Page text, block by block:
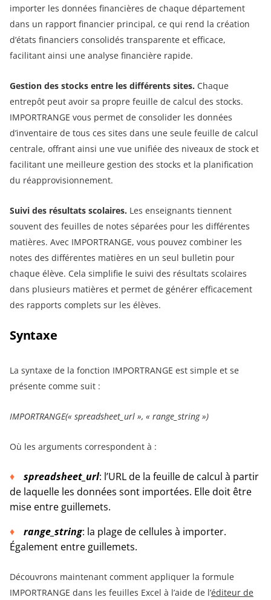
importer les données financières de chaque département
dans un rapport financier principal, ce qui rend la création
d’états financiers consolidés transparente et efficace,
facilitant ainsi une analyse financière rapide.
Gestion des stocks entre les différents sites. Chaque
entrepôt peut avoir sa propre feuille de calcul des stocks.
IMPORTRANGE vous permet de consolider les données
d’inventaire de tous ces sites dans une seule feuille de calcul
centrale, offrant ainsi une vue unifiée des niveaux de stock et
facilitant une meilleure gestion des stocks et la planification
du réapprovisionnement.
Suivi des résultats scolaires. Les enseignants tiennent
souvent des feuilles de notes séparées pour les différentes
matières. Avec IMPORTRANGE, vous pouvez combiner les
notes des différentes matières en un seul bulletin pour
chaque élève. Cela simplifie le suivi des résultats scolaires
dans plusieurs matières et permet de générer efficacement
des rapports complets sur les élèves.
Syntaxe
La syntaxe de la fonction IMPORTRANGE est simple et se
présente comme suit :
IMPORTRANGE(« spreadsheet_url », « range_string »)
Où les arguments correspondent à :
spreadsheet_url: l’URL de la feuille de calcul à partir
de laquelle les données sont importées. Elle doit être
mise entre guillemets.
range_string: la plage de cellules à importer.
Également entre guillemets.
Découvrons maintenant comment appliquer la formule
IMPORTRANGE dans les feuilles Excel à l’aide de l’éditeur de